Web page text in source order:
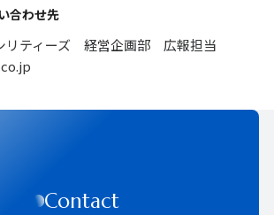
合わせ先
リティーズ 経営企画部 広報担当
Contact